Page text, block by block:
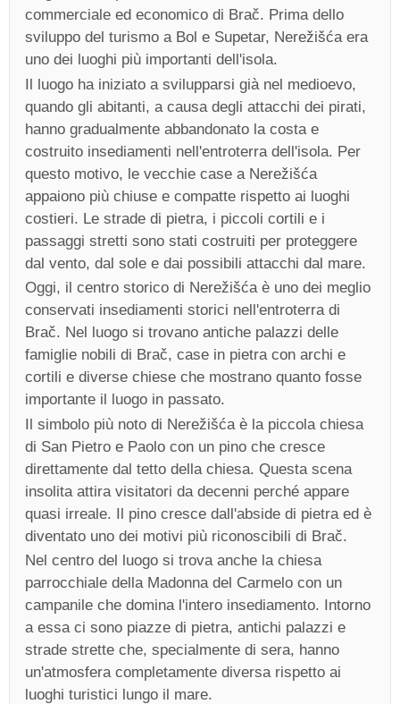
commerciale ed economico di Brač. Prima dello
sviluppo del turismo a Bol e Supetar, Nerežišća era
uno dei luoghi più importanti dell'isola.
Il luogo ha iniziato a svilupparsi già nel medioevo,
quando gli abitanti, a causa degli attacchi dei pirati,
hanno gradualmente abbandonato la costa e
costruito insediamenti nell'entroterra dell'isola. Per
questo motivo, le vecchie case a Nerežišća
appaiono più chiuse e compatte rispetto ai luoghi
costieri. Le strade di pietra, i piccoli cortili e i
passaggi stretti sono stati costruiti per proteggere
dal vento, dal sole e dai possibili attacchi dal mare.
Oggi, il centro storico di Nerežišća è uno dei meglio
conservati insediamenti storici nell'entroterra di
Brač. Nel luogo si trovano antiche palazzi delle
famiglie nobili di Brač, case in pietra con archi e
cortili e diverse chiese che mostrano quanto fosse
importante il luogo in passato.
Il simbolo più noto di Nerežišća è la piccola chiesa
di San Pietro e Paolo con un pino che cresce
direttamente dal tetto della chiesa. Questa scena
insolita attira visitatori da decenni perché appare
quasi irreale. Il pino cresce dall'abside di pietra ed è
diventato uno dei motivi più riconoscibili di Brač.
Nel centro del luogo si trova anche la chiesa
parrocchiale della Madonna del Carmelo con un
campanile che domina l'intero insediamento. Intorno
a essa ci sono piazze di pietra, antichi palazzi e
strade strette che, specialmente di sera, hanno
un'atmosfera completamente diversa rispetto ai
luoghi turistici lungo il mare.